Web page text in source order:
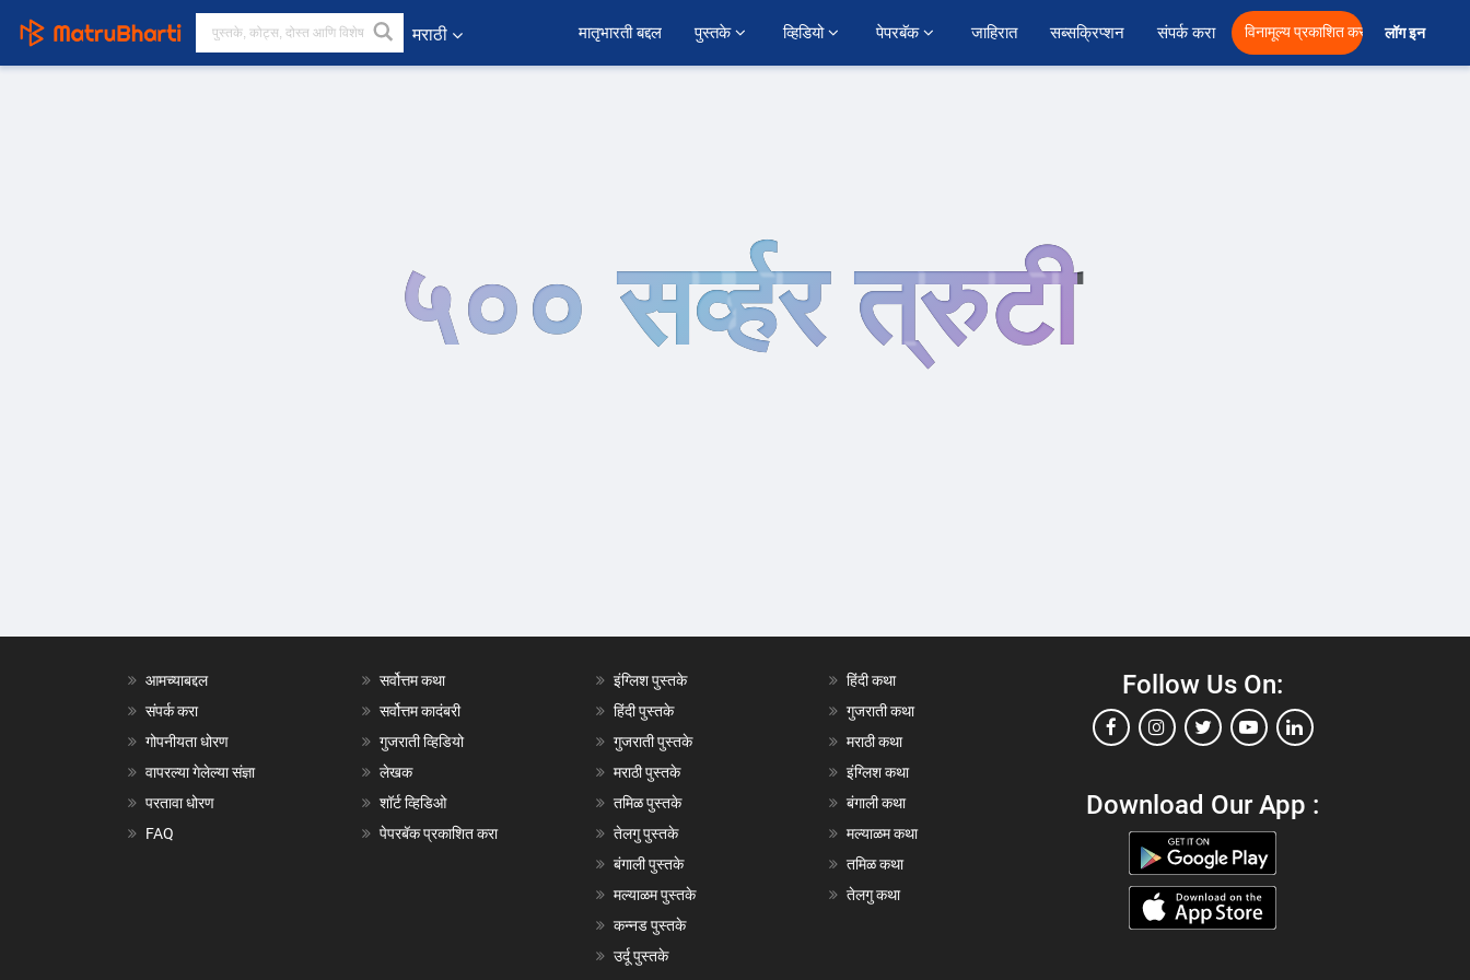
मराठी ﻿मातृभारती बद्दल पुस्तके व्हिडियो पेपरबॅक जाहिरात सब्सक्रिप्शन संपर्क करा विनामूल्य प्रकाशित करा लॉग इन
५०० सर्व्हर त्रुटी
आमच्याबद्दल
संपर्क करा
गोपनीयता धोरण
वापरल्या गेलेल्या संज्ञा
परतावा धोरण
FAQ
सर्वोत्तम कथा
सर्वोत्तम कादंबरी
गुजराती व्हिडियो
लेखक
शॉर्ट व्हिडिओ
पेपरबॅक प्रकाशित करा
इंग्लिश पुस्तके
हिंदी पुस्तके
गुजराती पुस्तके
मराठी पुस्तके
तमिळ पुस्तके
तेलगु पुस्तके
बंगाली पुस्तके
मल्याळम पुस्तके
कन्नड पुस्तके
उर्दू पुस्तके
हिंदी कथा
गुजराती कथा
मराठी कथा
इंग्लिश कथा
बंगाली कथा
मल्याळम कथा
तमिळ कथा
तेलगु कथा
Follow Us On:
Download Our App :